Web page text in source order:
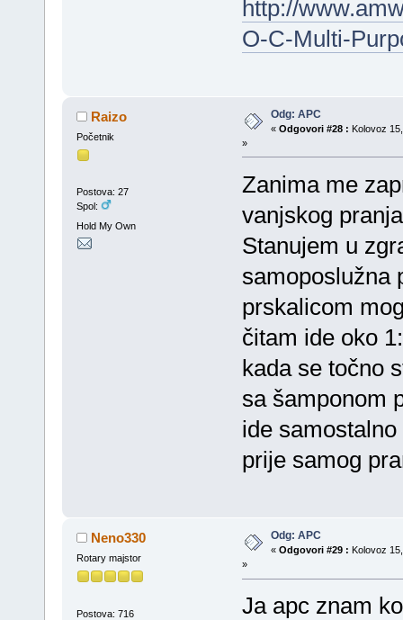
http://
O-C-Multi-
Raizo
Početnik
Postova: 27
Spol:
Hold My Own
Odg: APC
« Odgovori #28 : Kolovoz
»
Zanima me
vanjskog
Stanujem u
samoposlužna
prskalicom
čitam ide oko
kada se točno
sa šamponom
ide
prije samog
Neno330
Rotary majstor
Postova: 716
Odg: APC
« Odgovori #29 : Kolovoz
»
Ja apc znam